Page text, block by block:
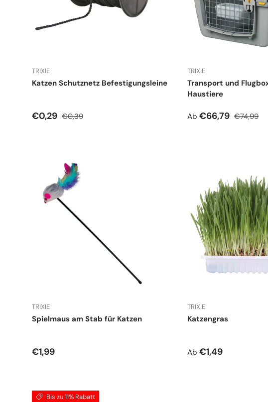
TRIXIE
Katzen Schutznetz Befestigungsleine
Verkaufspreis
€0,29 Normaler Preis
€0,39
TRIXIE
Transport und
Haustiere
Verkaufspreis
Ab €66,79 Normaler
€74,99
TRIXIE
Spielmaus am Stab für Katzen
Normaler Preis
€1,99
TRIXIE
Katzengras
Normaler Preis
Ab €1,49
Bis zu 11% Rabatt